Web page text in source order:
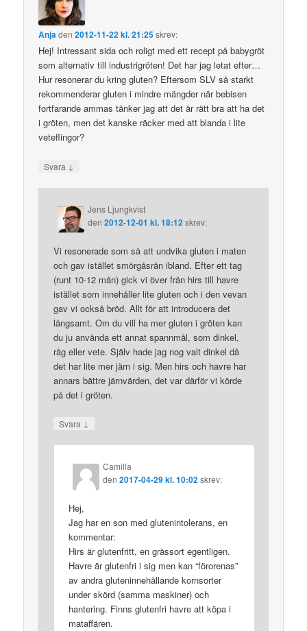
Anjaden2012-11-22 kl. 21:25skrev:
Hej! Intressant sida och roligt med ett recept på babygröt
som alternativ till industrigröten! Det har jag letat efter…
Hur resonerar du kring gluten? Eftersom SLV så starkt
rekommenderar gluten i mindre mängder när bebisen
fortfarande ammas tänker jag att det är rätt bra att ha det
i gröten, men det kanske räcker med att blanda i lite
veteflingor?
Svara ↓
Jens Ljungkvist
den2012-12-01 kl. 18:12skrev:
Vi resonerade som så att undvika gluten i maten
och gav istället smörgåsrån ibland. Efter ett tag
(runt 10-12 mån) gick vi över från hirs till havre
istället som innehåller lite gluten och i den vevan
gav vi också bröd. Allt för att introducera det
långsamt. Om du vill ha mer gluten i gröten kan
du ju använda ett annat spannmål, som dinkel,
råg eller vete. Själv hade jag nog valt dinkel då
det har lite mer järn i sig. Men hirs och havre har
annars bättre järnvärden, det var därför vi körde
på det i gröten.
Svara ↓
Camilla
den2017-04-29 kl. 10:02 skrev:
Hej,
Jag har en son med glutenintolerans, en
kommentar:
Hirs är glutenfritt, en grässort egentligen.
Havre är glutenfri i sig men kan “förorenas”
av andra gluteninnehållande kornsorter
under skörd (samma maskiner) och
hantering. Finns glutenfri havre att köpa i
mataffären.